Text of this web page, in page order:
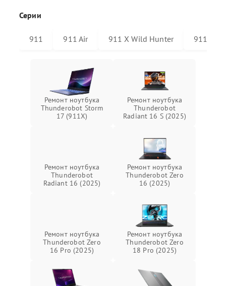
Серии
911 911 Air 911 X Wild Hunter 911 Plus
Ремонт ноутбука
Thunderobot Storm
17 (911X)
Ремонт ноутбука
Thunderobot
Radiant 16 S (2025)
Ремонт ноутбука
Thunderobot
Radiant 16 (2025)
Ремонт ноутбука
Thunderobot Zero
16 (2025)
Ремонт ноутбука
Thunderobot Zero
16 Pro (2025)
Ремонт ноутбука
Thunderobot Zero
18 Pro (2025)